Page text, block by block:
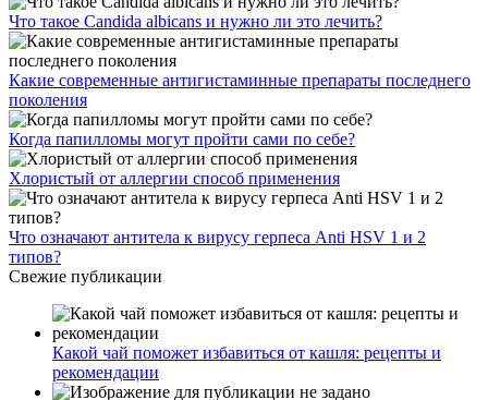
Что такое Candida albicans и нужно ли это лечить?
Какие современные антигистаминные препараты последнего
поколения
Когда папилломы могут пройти сами по себе?
Хлористый от аллергии способ применения
Что означают антитела к вирусу герпеса Anti HSV 1 и 2
типов?
Свежие публикации
Какой чай поможет избавиться от кашля: рецепты и
рекомендации